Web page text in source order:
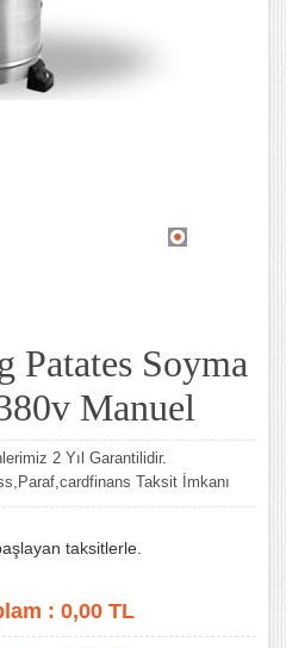
Patates Soyma
Manuel
2 Yıl Garantilidir.
Taksit İmkanı
taksitlerle.
: 0,00 TL